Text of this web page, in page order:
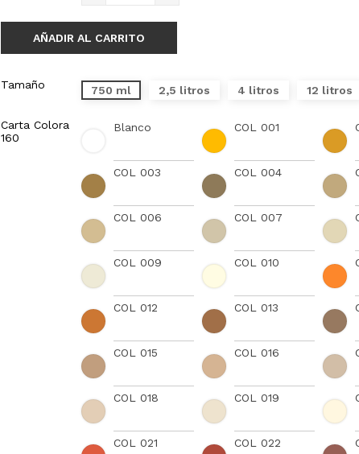
AÑADIR AL CARRITO
Tamaño 750 ml 2,5 litros 4 litros 12 litros
Carta Colora
160
Blanco COL 001
COL 003 COL 004
COL 006 COL 007
COL 009 COL 010
COL 012 COL 013
COL 015 COL 016
COL 018 COL 019
COL 021 COL 022